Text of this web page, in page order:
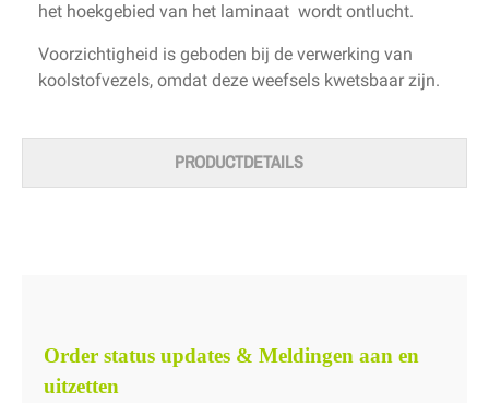
het hoekgebied van het laminaat wordt ontlucht.
Voorzichtigheid is geboden bij de verwerking van
koolstofvezels, omdat deze weefsels kwetsbaar zijn.
PRODUCTDETAILS
Order status updates & Meldingen aan en
uitzetten